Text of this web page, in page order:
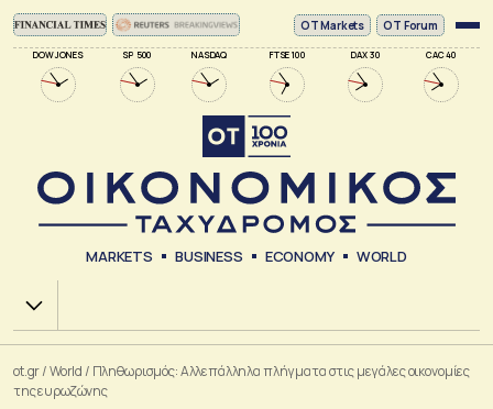
DOW JONES SP 500 NASDAQ FTSE 100 DAX 30 CAC 40
ΟΤ Markets OT Forum
MARKETS BUSINESS ECONOMY WORLD
Χ.Α.
ot.gr/World / Πληθωρισμός: Αλλεπάλληλα πλήγματα στις μεγάλες οικονομίες
της ευρωζώνης